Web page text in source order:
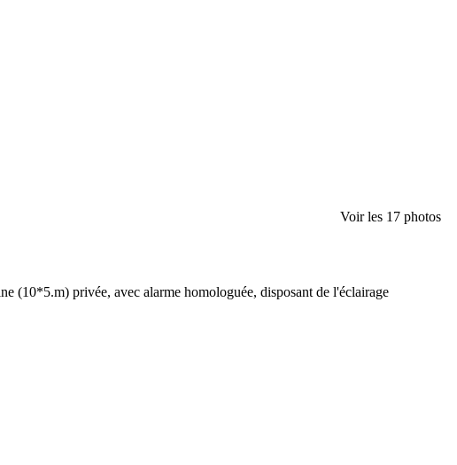
Voir les 17 photos
(10*5.m) privée, avec alarme homologuée, disposant de l'éclairage